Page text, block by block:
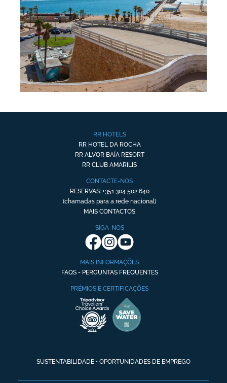
RR HOTELS
RR HOTEL DA ROCHA
RR ALVOR BAÍA RESORT
RR CLUB AMARILIS
CONTACTE-NOS
RESERVAS: +351 304 502 640
(chamadas para a rede nacional)
MAIS CONTACTOS
SIGA-NOS
MAIS INFORMAÇÕES
FAQS - PERGUNTAS FREQUENTES
PRÉMIOS E CERTIFICAÇÕES
SUSTENTABILIDADE • OPORTUNIDADES DE EMPREGO